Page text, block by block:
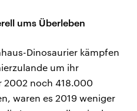
ums Überleben
Dinosaurier kämpfen
um ihr
2002 noch 418.000
waren es 2019 weniger